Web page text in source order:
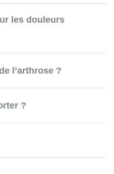
les douleurs
l’arthrose ?
?